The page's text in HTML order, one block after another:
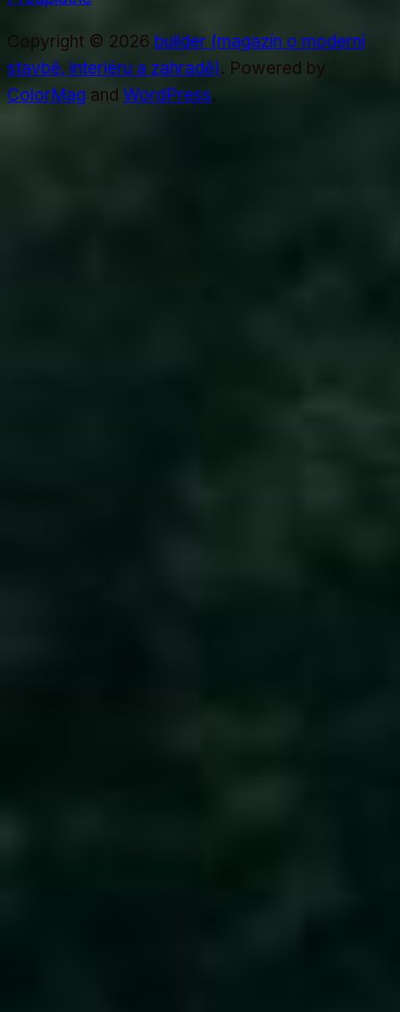
Copyright © 2026 builder (magazín o moderní
stavbě, interiéru a zahradě). Powered by
ColorMag and WordPress.